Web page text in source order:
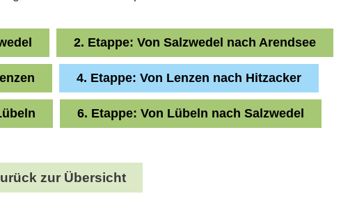
2. Etappe: Von Salzwedel nach Arendsee
4. Etappe: Von Lenzen nach Hitzacker
6. Etappe: Von Lübeln nach Salzwedel
zur Übersicht